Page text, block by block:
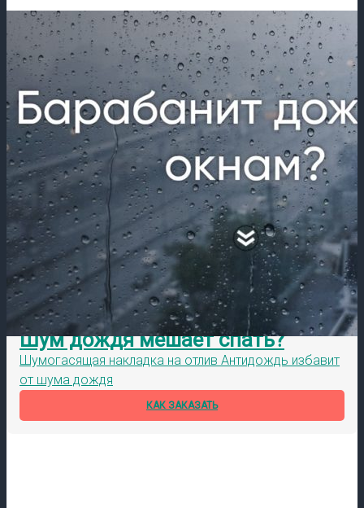
Шум дождя мешает спать?
Шумогасящая накладка на отлив Антидождь избавит
от шума дождя
КАК ЗАКАЗАТЬ